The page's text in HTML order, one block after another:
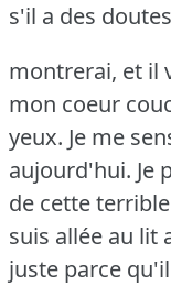
s'il a des
montrerai, et il
mon coeur
yeux. Je me
aujourd'hui. Je
de cette
suis allée au lit
juste parce